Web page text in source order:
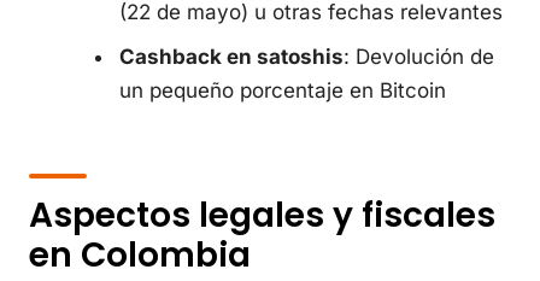
(22 de mayo) u otras fechas relevantes
Cashback en satoshis: Devolución de
un pequeño porcentaje en Bitcoin
Aspectos legales y fiscales
en Colombia